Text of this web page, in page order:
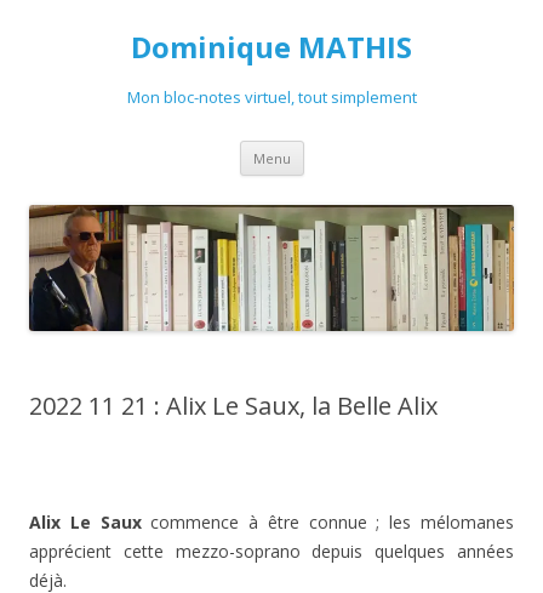
Dominique MATHIS
Mon bloc-notes virtuel, tout simplement
Menu Aller
contenu
2022 11 21 : Alix Le Saux, la Belle Alix
Alix Le Sauxcommence à être connue ; les mélomanes
apprécient cette mezzo-soprano depuis quelques années
déjà.